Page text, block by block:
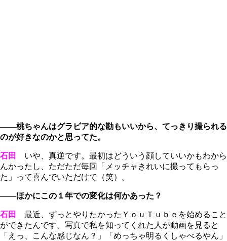
――桃ちゃんはグラビア的な勘もいいから、てっきり撮られる
のが好きなのかと思ってた。
石田
いや、真逆です。最初はどういう顔していいかもわから
んかったし、ただただ毎回「メッチャきれいに撮ってもらっ
た」って喜んでいただけで（笑）。
――ほかにこの１年での変化は何かあった？
石田
最近、ずっとやりたかったＹｏｕＴｕｂｅを始めること
ができたんです。写真で私を知ってくれた人が動画を見ると
「えっ、こんな感じなん？」「めっちゃ明るくしゃべるやん」